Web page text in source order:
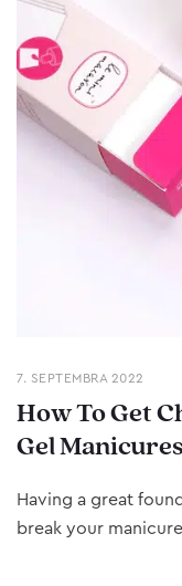
7. SEPTEMBRA 2022
How To Get
Gel Manicures
Having a great
break your